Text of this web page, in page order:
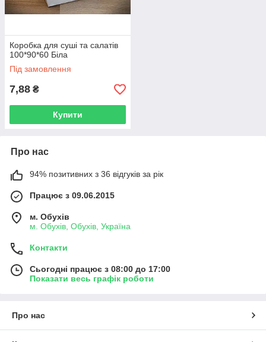
Коробка для суші та салатів
100*90*60 Біла
Під замовлення
7,88 ₴
Купити
Про нас
94% позитивних з 36 відгуків за рік
Працює з 09.06.2015
м. Обухів
м. Обухів, Обухів, Україна
Контакти
Сьогодні працює з 08:00 до 17:00
Показати весь графік роботи
Про нас